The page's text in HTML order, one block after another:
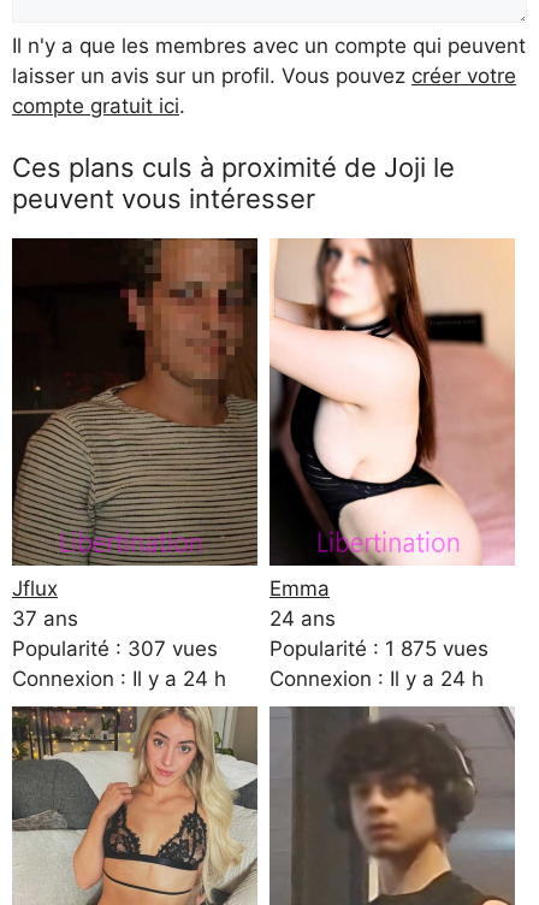
Il n'y a que les membres avec un compte qui peuvent
laisser un avis sur un profil. Vous pouvez créer votre
compte gratuit ici.
Ces plans culs à proximité de Joji le
peuvent vous intéresser
Jflux
37 ans
Popularité : 307 vues
Connexion : Il y a 24 h
Emma
24 ans
Popularité : 1 875 vues
Connexion : Il y a 24 h